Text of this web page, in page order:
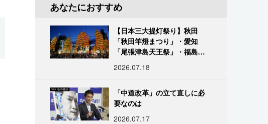
あなたにおすすめ
【日本三大提灯祭り】秋田
「秋田竿燈まつり」・愛知
「尾張津島天王祭」・福島
だしい灯火が夜空を照らす光
2026.07.18
「中道改革」の立て直しに必
要なのは
2026.07.17